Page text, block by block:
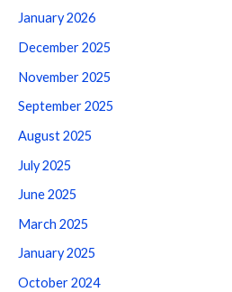
January 2026
December 2025
November 2025
September 2025
August 2025
July 2025
June 2025
March 2025
January 2025
October 2024